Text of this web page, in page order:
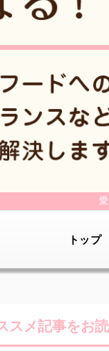
トップ
スメ記事をお